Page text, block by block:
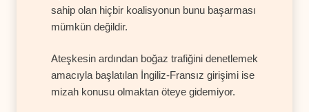
sahip olan hiçbir koalisyonun bunu başarması
mümkün değildir.
Ateşkesin ardından boğaz trafiğini denetlemek
amacıyla başlatılan İngiliz-Fransız girişimi ise
mizah konusu olmaktan öteye gidemiyor.